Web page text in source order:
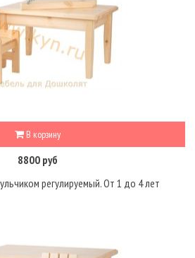
В корзину
8800 руб
регулируемый. От 1 до 4 лет